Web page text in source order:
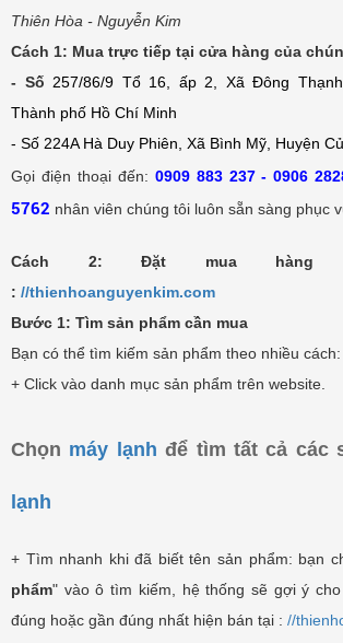
Thiên Hòa - Nguyễn Kim
Cách 1: Mua trực tiếp tại cửa hàng của
- Số 257/86/9 Tổ 16, ấp 2, Xã Đông
Thành phố Hồ Chí Minh
- Số 224A Hà Duy Phiên, Xã Bình Mỹ, Huyện
Gọi điện thoại đến: 0909 883 237 - 0906
5762 nhân viên chúng tôi luôn sẵn sàng phục
Cách 2: Đặt mua hàng
: //thienhoanguyenkim.com
Bước 1: Tìm sản phẩm cần mua
Bạn có thể tìm kiếm sản phẩm theo nhiều cách:
+ Click vào danh mục sản phẩm trên website.
Chọn máy lạnh để tìm tất cả các
lạnh
+ Tìm nhanh khi đã biết tên sản phẩm: bạn
phẩm" vào ô tìm kiếm, hệ thống sẽ gợi ý
đúng hoặc gần đúng nhất hiện bán tại : //